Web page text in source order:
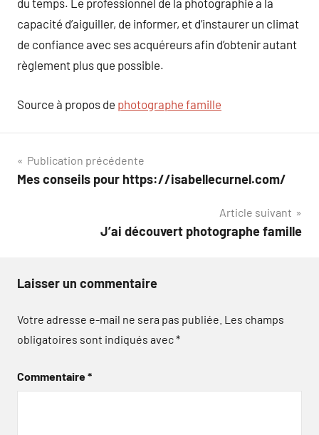
du temps. Le professionnel de la photographie a la
capacité d’aiguiller, de informer, et d’instaurer un climat
de confiance avec ses acquéreurs afin d’obtenir autant
règlement plus que possible.
Source à propos de photographe famille
Navigation
de
Publication précédente
Mes conseils pour https://isabellecurnel.com/
Article suivant
J’ai découvert photographe famille
Laisser un commentaire
Votre adresse e-mail ne sera pas publiée. Les champs
obligatoires sont indiqués avec*
Commentaire*